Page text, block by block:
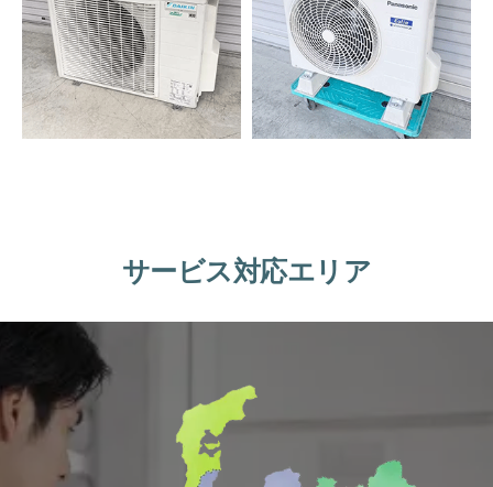
サービス対応エリア